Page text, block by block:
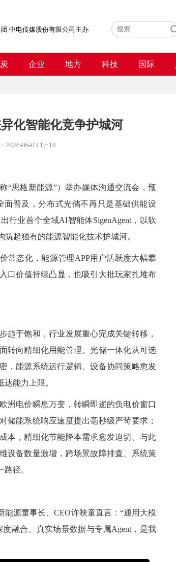
中电传媒股份有限公司主办
企业 地方 科技 国际
化智能化竞争护城河
2026-06-03 17:18
“思格新能源”）举办媒体沟通交流会，预
普及，分布式光储不再只是基础供能设
行业首个全域AI智能体SigenAgent，以软
起独有的能源智能化技术护城河。
常态化，能源管理APP用户活跃度大幅攀
口价值持续凸显，也吸引大批玩家扎堆布
于饱和，行业发展重心完成关键转移，
转向精细化用能管理。光储一体化从可选
，能源系统运行逻辑、设备协同策略愈发
能力上限。
电价瞬息万变，转瞬即逝的负电价窗口
储能系统响应速度提出毫秒级严苛要求；
本，精细化节能降本需求愈发迫切。与此
设备数量激增，跨场景故障排查、系统策
径。
能源董事长、CEO许映童直言：“通用大模
度融合、真实场景数据与专属Agent，是我